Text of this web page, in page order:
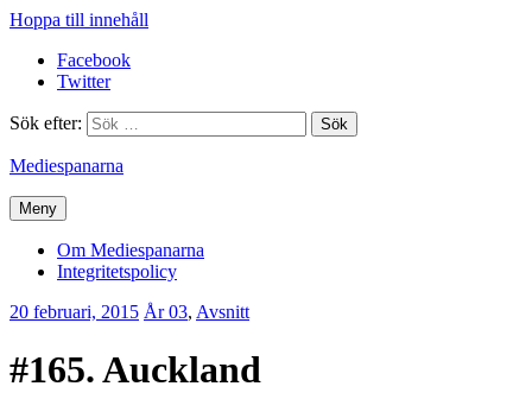
Hoppa till innehåll
Facebook
Twitter
Sök efter:
Mediespanarna
Meny
Om Mediespanarna
Integritetspolicy
20 februari, 2015 Erik
År 03, Avsnitt
#165. Auckland